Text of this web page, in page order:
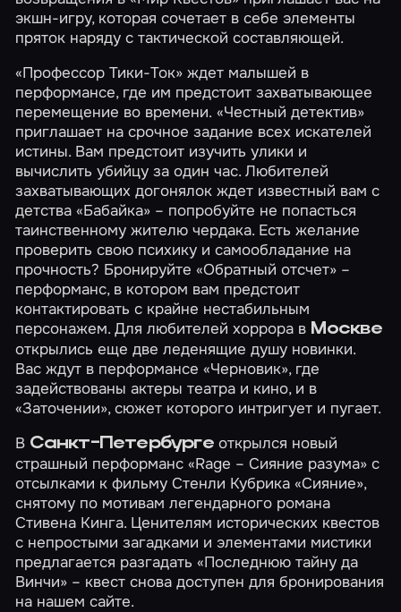
экшн-игру, которая сочетает в себе элементы
пряток наряду с тактической составляющей.
«Профессор Тики-Ток» ждет малышей в
перформансе, где им предстоит захватывающее
перемещение во времени.«Честный детектив»
приглашает на срочное задание всех искателей
истины. Вам предстоит изучить улики и
вычислить убийцу за один час. Любителей
захватывающих догонялок ждет известный вам с
детства«Бабайка» – попробуйте не попасться
таинственному жителю чердака. Есть желание
проверить свою психику и самообладание на
прочность? Бронируйте«Обратный отсчет» –
перформанс, в котором вам предстоит
контактировать с крайне нестабильным
персонажем. Для любителей хоррора в Москве
открылись еще две леденящие душу новинки.
Вас ждут в перформансе«Черновик», где
задействованы актеры театра и кино, и в
«Заточении», сюжет которого интригует и пугает.
В Санкт-Петербургеоткрылся новый
страшный перформанс«Rage – Сияние разума» с
отсылками к фильму Стенли Кубрика «Сияние»,
снятому по мотивам легендарного романа
Стивена Кинга. Ценителям исторических квестов
с непростыми загадками и элементами мистики
предлагается разгадать«Последнюю тайну да
Винчи» – квест снова доступен для бронирования
на нашем сайте.